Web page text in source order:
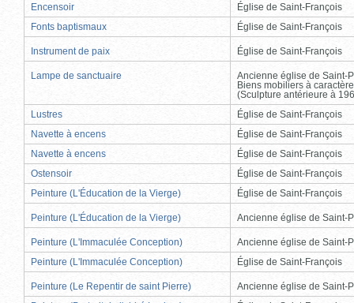
Encensoir
Église de Saint-François
Fonts baptismaux
Église de Saint-François
Instrument de paix Église de Saint-François
Lampe de sanctuaire
Ancienne église de Saint-
Biens mobiliers à
(Sculpture antérieure à
Lustres
Église de Saint-François
Navette à encens
Église de Saint-François
Navette à encens
Église de Saint-François
Ostensoir
Église de Saint-François
Peinture (L'Éducation de la Vierge)
Église de Saint-François
Peinture (L'Éducation de la Vierge) Ancienne église de Saint-
Peinture (L'Immaculée Conception)
Ancienne église de Saint-
Peinture (L'Immaculée Conception)
Église de Saint-François
Peinture (Le Repentir de saint Pierre)
Ancienne église de Saint-